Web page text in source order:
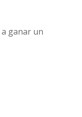
a ganar un